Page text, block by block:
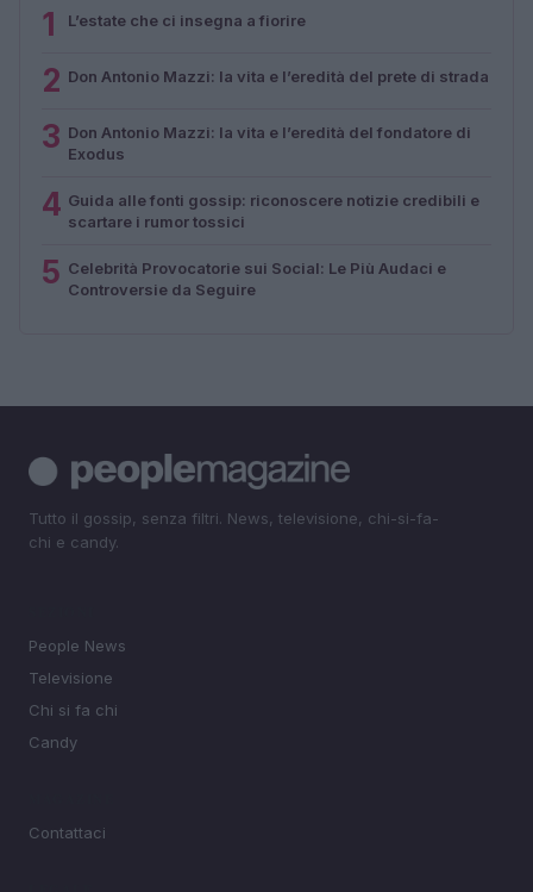
1 L’estate che ci insegna a fiorire
2 Don Antonio Mazzi: la vita e l’eredità del prete di strada
3 Don Antonio Mazzi: la vita e l’eredità del fondatore di
Exodus
4 Guida alle fonti gossip: riconoscere notizie credibili e
scartare i rumor tossici
5 Celebrità Provocatorie sui Social: Le Più Audaci e
Controversie da Seguire
Tutto il gossip, senza filtri. News, televisione, chi-si-fa-
chi e candy.
People News
Televisione
Chi si fa chi
Candy
Contattaci